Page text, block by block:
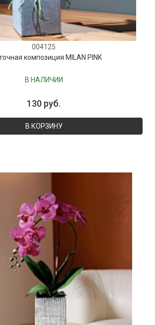
004125
композиция MILAN PINK
В НАЛИЧИИ
130 руб.
В КОРЗИНУ